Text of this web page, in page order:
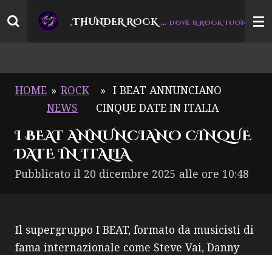
Vai
„THUNDER ROCK …DOVE IL ROCK TUONA “
HOME » ROCK
NEWS
»
I BEAT ANNUNCIANO
CINQUE DATE IN ITALIA
I BEAT ANNUNCIANO CINQUE
DATE IN ITALIA
Pubblicato il 20 dicembre 2025 alle ore 10:48
Il supergruppo I BEAT, formato da musicisti di
fama internazionale come Steve Vai, Danny